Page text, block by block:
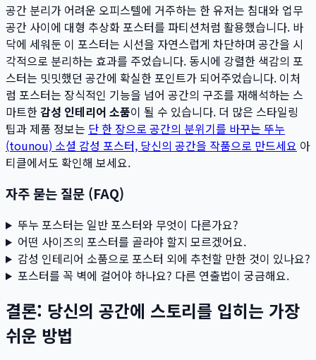
공간 분리가 어려운 오피스텔에 거주하는 한 유저는 침대와 업무
공간 사이에 대형 추상화 포스터를 파티션처럼 활용했습니다. 바
닥에 세워둔 이 포스터는 시선을 자연스럽게 차단하며 공간을 시
각적으로 분리하는 효과를 주었습니다. 동시에 강렬한 색감의 포
스터는 밋밋했던 공간에 확실한 포인트가 되어주었습니다. 이처
럼 포스터는 장식적인 기능을 넘어 공간의 구조를 재해석하는 스
마트한감성 인테리어 소품이 될 수 있습니다. 더 많은 스타일링
팁과 제품 정보는 단 한 장으로 공간의 분위기를 바꾸는 뚜누
(tounou) 소셜 감성 포스터, 당신의 공간을 작품으로 만드세요 아
티클에서도 확인해 보세요.
자주 묻는 질문 (FAQ)
뚜누 포스터는 일반 포스터와 무엇이 다른가요?
어떤 사이즈의 포스터를 골라야 할지 모르겠어요.
감성 인테리어 소품으로 포스터 외에 추천할 만한 것이 있나요?
포스터를 꼭 벽에 걸어야 하나요? 다른 연출법이 궁금해요.
결론: 당신의 공간에 스토리를 입히는 가장
쉬운 방법